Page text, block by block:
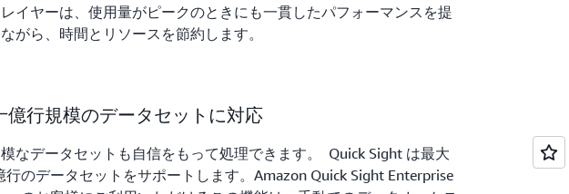
イヤーは、使用量がピークのときにも一貫したパフォーマンスを提
がら、時間とリソースを節約します。
億行規模のデータセットに対応
なデータセットも自信をもって処理できます。 Quick Sight は最大
行のデータセットをサポートします。Amazon Quick Sight Enterprise